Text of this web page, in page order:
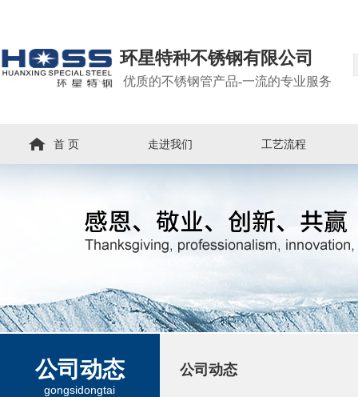
环星特种不锈钢有限公司
优质的不锈钢管产品-一流的专业服务
首 页 走进我们 工艺流程
公司动态
gongsidongtai
公司动态